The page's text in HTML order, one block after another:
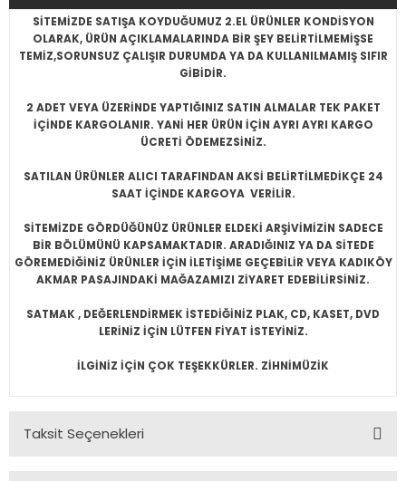
SİTEMİZDE SATIŞA KOYDUĞUMUZ 2.EL ÜRÜNLER KONDİSYON
OLARAK, ÜRÜN AÇIKLAMALARINDA BİR ŞEY BELİRTİLMEMİŞSE
TEMİZ,SORUNSUZ ÇALIŞIR DURUMDA YA DA KULLANILMAMIŞ SIFIR
GİBİDİR.
2 ADET VEYA ÜZERİNDE YAPTIĞINIZ SATIN ALMALAR TEK PAKET
İÇİNDE KARGOLANIR. YANİ HER ÜRÜN İÇİN AYRI AYRI KARGO
ÜCRETİ ÖDEMEZSİNİZ.
SATILAN ÜRÜNLER ALICI TARAFINDAN AKSİ BELİRTİLMEDİKÇE 24
SAAT İÇİNDE KARGOYA VERİLİR.
SİTEMİZDE GÖRDÜĞÜNÜZ ÜRÜNLER ELDEKİ ARŞİVİMİZİN SADECE
BİR BÖLÜMÜNÜ KAPSAMAKTADIR. ARADIĞINIZ YA DA SİTEDE
GÖREMEDİĞİNİZ ÜRÜNLER İÇİN İLETİŞİME GEÇEBİLİR VEYA KADIKÖY
AKMAR PASAJINDAKİ MAĞAZAMIZI ZİYARET EDEBİLİRSİNİZ.
SATMAK , DEĞERLENDİRMEK İSTEDİĞİNİZ PLAK, CD, KASET, DVD
LERİNİZ İÇİN LÜTFEN FİYAT İSTEYİNİZ.
İLGİNİZ İÇİN ÇOK TEŞEKKÜRLER. ZİHNİMÜZİK
Taksit Seçenekleri